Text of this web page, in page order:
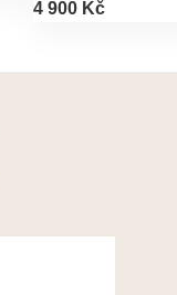
4 900 Kč